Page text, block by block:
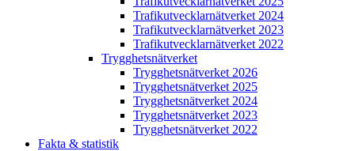
Trafikutvecklar­nätverket 2024
Trafikutvecklar­nätverket 2023
Trafikutvecklar­nätverket 2022
Trygghets­nätverket
Trygghets­nätverket 2026
Trygghets­nätverket 2025
Trygghets­nätverket 2024
Trygghets­nätverket 2023
Trygghets­nätverket 2022
Fakta & statistik